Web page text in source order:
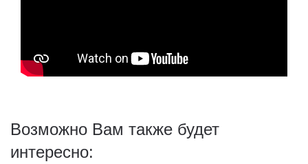
Возможно Вам также будет
интересно: